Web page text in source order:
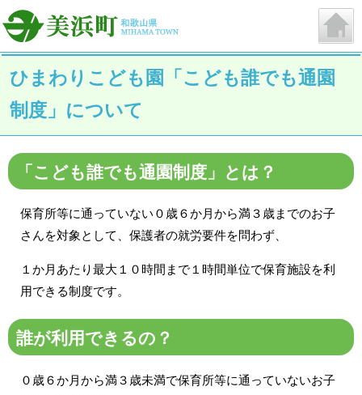
ひまわりこども園「こども誰でも通園
制度」について
「こども誰でも通園制度」とは？
保育所等に通っていない０歳６か月から満３歳までのお子
さんを対象として、保護者の就労要件を問わず、
１か月あたり最大１０時間まで１時間単位で保育施設を利
用できる制度です。
誰が利用できるの？
０歳６か月から満３歳未満で保育所等に通っていないお子